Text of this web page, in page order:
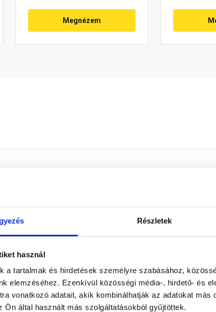
Részletek
használ
a tartalmak és hirdetések személyre szabásához,
elemzéséhez. Ezenkívül közösségi média-, hirdető- és
vonatkozó adatait, akik kombinálhatják az adatokat
Ön által használt más szolgáltatásokból gyűjtöttek.
Megnézem
műanyag szalag az épületek tetőszerkezetében lévő
és feletti légréseknél, ugyanakkor biztosítja a